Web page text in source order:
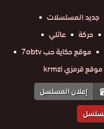
جديد المسلسلات
حركة
عائلي
موقع حكاية حب 7obtv
موقع قرمزي krmzi
إعلان المسلسل